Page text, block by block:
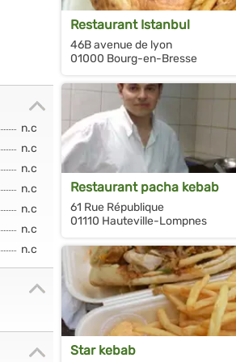
n.c
n.c
n.c
n.c
n.c
n.c
n.c
Restaurant Istanbul
46B avenue de lyon
01000 Bourg-en-Bresse
Restaurant pacha kebab
61 Rue République
01110 Hauteville-Lompnes
Star kebab